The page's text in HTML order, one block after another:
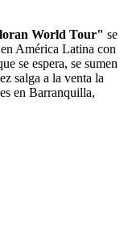
World Tour" se
América Latina con
se espera, se sumen
salga a la venta la
en Barranquilla,